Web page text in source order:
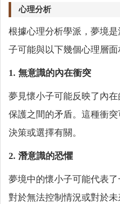
心理分析
根據心理分析學派，夢境
子可能與以下幾個心理層面
1. 無意識的內在衝突
夢見懷小子可能反映了內
保護之間的矛盾。這種衝
決策或選擇有關。
2. 潛意識的恐懼
夢境中的懷小子可能代表
對於無法控制情況或對於未